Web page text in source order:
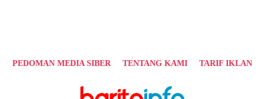
PEDOMAN MEDIA SIBER TENTANG KAMI TARIF IKLAN